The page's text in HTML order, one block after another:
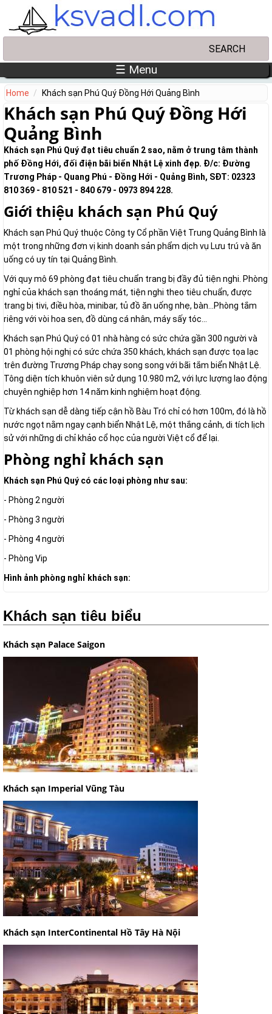
Skip to main content
☰ Menu
Home Khách sạn Phú Quý Đồng Hới Quảng Bình
Khách sạn Phú Quý Đồng Hới
Quảng Bình
Khách sạn Phú Quý đạt tiêu chuẩn 2 sao, nằm ở trung tâm thành
phố Đồng Hới, đối điện bãi biển Nhật Lệ xinh đẹp. Đ/c: Đường
Trương Pháp - Quang Phú - Đồng Hới - Quảng Bình, SĐT: 02323
810 369 - 810 521 - 840 679 - 0973 894 228.
Giới thiệu khách sạn Phú Quý
Khách sạn Phú Quý thuộc Công ty Cổ phần Việt Trung Quảng Bình là
một trong những đơn vị kinh doanh sản phẩm dịch vụ Lưu trú và ăn
uống có uy tín tại Quảng Bình.
Với quy mô 69 phòng đạt tiêu chuẩn trang bị đầy đủ tiện nghi. Phòng
nghỉ của khách sạn thoáng mát, tiện nghi theo tiêu chuẩn, được
trang bị tivi, điều hòa, minibar, tủ đồ ăn uống nhẹ, bàn...Phòng tắm
riêng với vòi hoa sen, đồ dùng cá nhân, máy sấy tóc...
Khách sạn Phú Quý có 01 nhà hàng có sức chứa gần 300 người và
01 phòng hội nghị có sức chứa 350 khách, khách sạn được tọa lạc
trên đường Trương Pháp chạy song song với bãi tắm biển Nhật Lệ.
Tông diện tích khuôn viên sử dụng 10.980 m2, với lực lượng lao động
chuyên nghiệp hơn 14 năm kinh nghiệm hoạt động.
Từ khách sạn dễ dàng tiếp cận hồ Bàu Tró chỉ có hơn 100m, đó là hồ
nước ngọt nằm ngay cạnh biển Nhật Lệ, một thắng cảnh, di tích lịch
sử với những di chỉ khảo cổ học của người Việt cổ để lại.
Phòng nghỉ khách sạn
Khách sạn Phú Quý có các loại phòng như sau:
- Phòng 2 người
- Phòng 3 người
- Phòng 4 người
- Phòng Vip
Hình ảnh phòng nghỉ khách sạn:
Khách sạn tiêu biểu
Khách sạn Palace Saigon
Khách sạn Imperial Vũng Tàu
Khách sạn InterContinental Hồ Tây Hà Nội